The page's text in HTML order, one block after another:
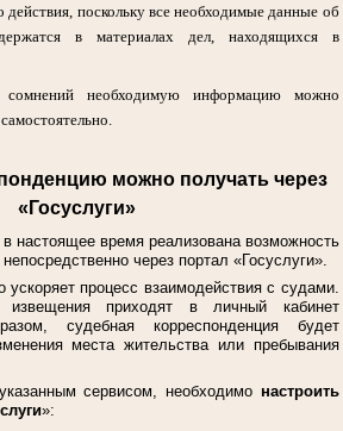
действия, поскольку все необходимые данные об
в материалах дел, находящихся в
сомнений необходимую информацию можно
можно получать через
«Госуслуги»
настоящее время реализована возможность
через портал «Госуслуги».
ускоряет процесс взаимодействия с судами.
извещения приходят в личный кабинет
судебная корреспонденция будет
места жительства или пребывания
сервисом, необходимо настроить
»: